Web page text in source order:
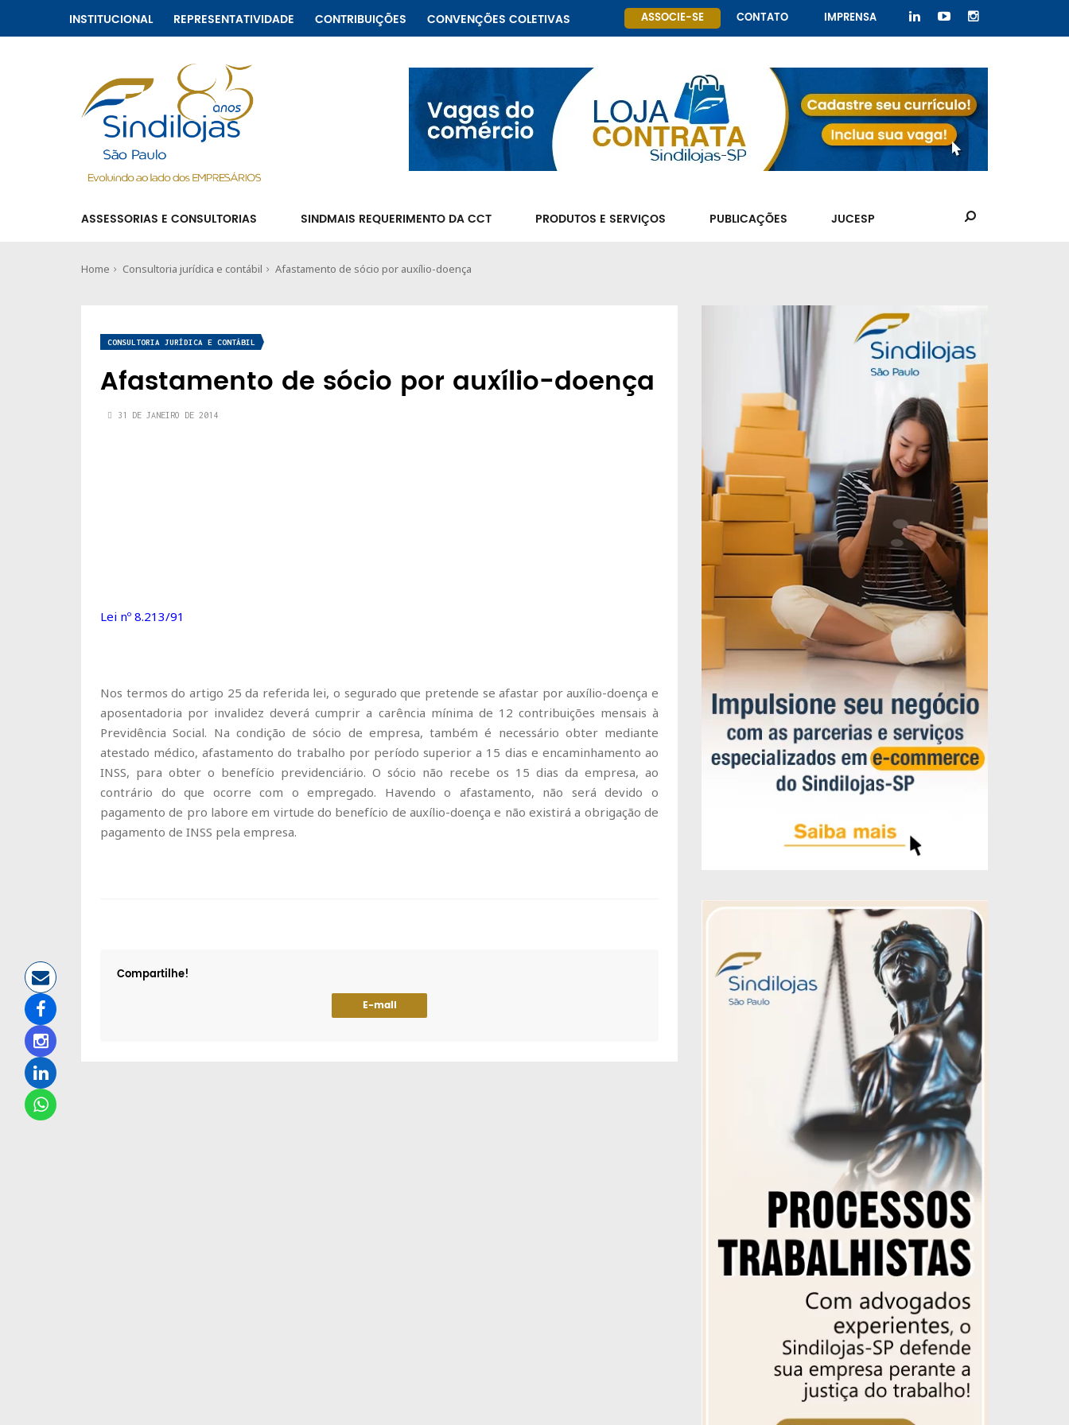
INSTITUCIONAL REPRESENTATIVIDADE CONTRIBUIÇÕES CONVENÇÕES COLETIVAS ASSOCIE-SE CONTATO IMPRENSA
ASSESSORIAS E CONSULTORIAS SINDMAIS REQUERIMENTO DA CCT PRODUTOS E SERVIÇOS PUBLICAÇÕES JUCESP
Home Consultoria jurídica e contábil Afastamento de sócio por auxílio-doença
CONSULTORIA JURÍDICA E CONTÁBIL
Afastamento de sócio por auxílio-doença
31 DE JANEIRO DE 2014
Lei nº 8.213/91
Nos termos do artigo 25 da referida lei, o segurado que pretende se afastar por auxílio-doença e
aposentadoria por invalidez deverá cumprir a carência mínima de 12 contribuições mensais à
Previdência Social. Na condição de sócio de empresa, também é necessário obter mediante
atestado médico, afastamento do trabalho por período superior a 15 dias e encaminhamento ao
INSS, para obter o benefício previdenciário. O sócio não recebe os 15 dias da empresa, ao
contrário do que ocorre com o empregado. Havendo o afastamento, não será devido o
pagamento de pro labore em virtude do benefício de auxílio-doença e não existirá a obrigação de
pagamento de INSS pela empresa.
Compartilhe!
E-mail